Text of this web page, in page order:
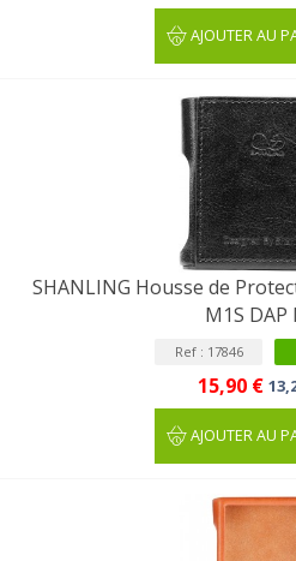
AJOUTER AU
SHANLING Housse de
M1S
Ref : 17846
15,90 €
AJOUTER AU